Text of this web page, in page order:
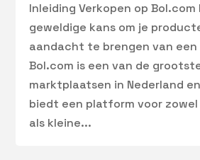
Inleiding Verkopen op
geweldige kans om je
aandacht te brengen van
Bol.com is een van de
marktplaatsen in Nederland
biedt een platform voor
als kleine...